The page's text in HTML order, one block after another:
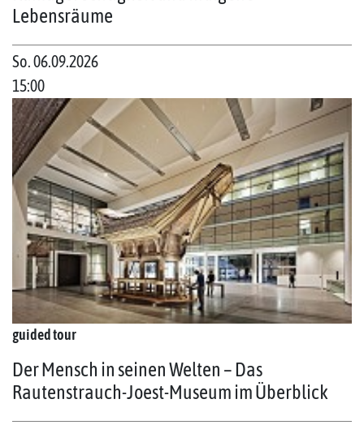
Lebensräume
So. 06.09.2026
15:00
guided tour
Der Mensch in seinen Welten – Das
Rautenstrauch-Joest-Museum im Überblick